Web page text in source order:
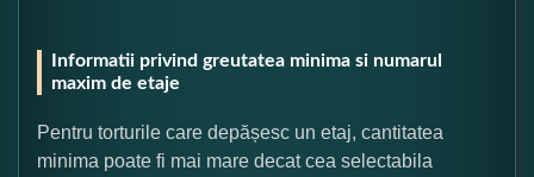
Informatii privind greutatea minima si numarul
maxim de etaje
Pentru torturile care depășesc un etaj, cantitatea
minima poate fi mai mare decat cea selectabila